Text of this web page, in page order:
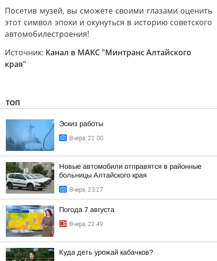
Посетив музей, вы сможете своими глазами оценить
этот символ эпохи и окунуться в историю советского
автомобилестроения!
Источник: Канал в МАКС "Минтранс Алтайского
края"
ТОП
Эскиз работы
Вчера, 22:00
Новые автомобили отправятся в районные
больницы Алтайского края
Вчера, 23:27
Погода 7 августа
Вчера, 22:49
Куда деть урожай кабачков?